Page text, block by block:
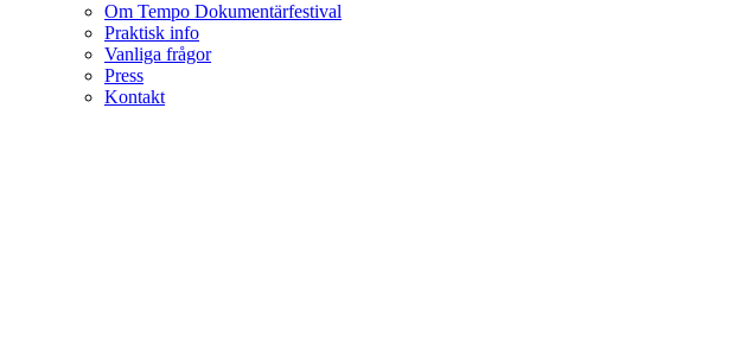
Om Tempo Dokumentärfestival
Praktisk info
Vanliga frågor
Press
Kontakt